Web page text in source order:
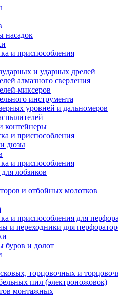
насадок
и приспособления
и ударных дрелей
алмазного сверления
миксеров
инструмента
уровней и дальномеров
контейнеры
и приспособления
дюзы
и приспособления
лобзиков
и отбойных молотков
и приспособления для
и переходники для
буров и долот
торцовочных и
пил (электроножовок)
монтажных